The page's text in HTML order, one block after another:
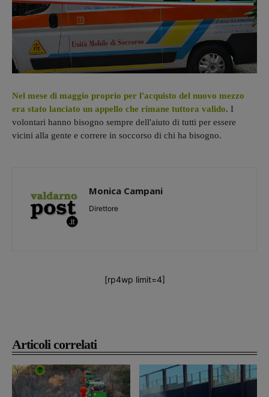
Articoli correlati
Nel mese di maggio proprio per l'acquisto del nuovo mezzo
era stato lanciato un appello che rimane tuttora valido. I
volontari hanno bisogno sempre dell'aiuto di tutti per essere
vicini alla gente e correre in soccorso di chi ha bisogno.
Monica Campani
Direttore
[rp4wp limit=4]